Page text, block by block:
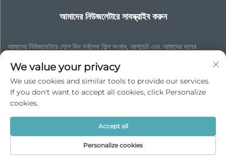
আমাদের নিউজলেটারে সাবস্ক্রাইব করুন
আমাদের নিউজলেটারে যোগ দিন সর্বশেষ শিল্প সংবাদ, আপডেট এবং আমাদের দলের
অন্তর্দৃষ্টি পেতে।
Scroll to top
We value your privacy
We use cookies and similar tools to provide our services.
If you don't want to accept all cookies, click Personalize
cookies.
Personalize cookies
Accept all